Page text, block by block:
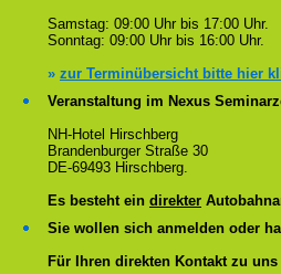
Samstag: 09:00 Uhr bis 17:00 Uhr.
Sonntag: 09:00 Uhr bis 16:00 Uhr.
» zur Terminübersicht bitte hier
Veranstaltung im Nexus
NH-Hotel Hirschberg
Brandenburger Straße 30
DE-69493 Hirschberg.
Es besteht ein direkter
Sie wollen sich anmelden oder
Für Ihren direkten Kontakt zu uns